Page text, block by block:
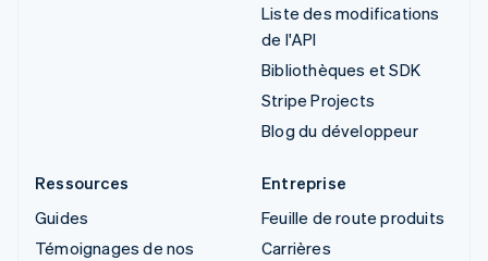
Liste des modifications
de l'API
Bibliothèques et SDK
Stripe Projects
Blog du développeur
Ressources
Guides
Témoignages de nos
Entreprise
Feuille de route produits
Carrières